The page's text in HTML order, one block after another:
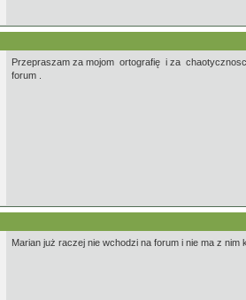
Przepraszam za mojom ortografię i za
forum .
Marian już raczej nie wchodzi na forum i nie ma z nim